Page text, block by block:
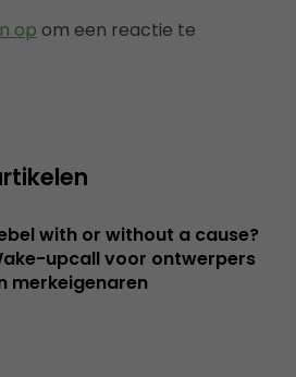
op om een reactie te
with or without a cause?
upcall voor ontwerpers
merkeigenaren